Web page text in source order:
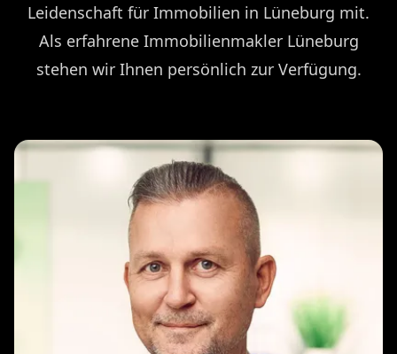
Leidenschaft für Immobilien in Lüneburg mit.
Als erfahrene Immobilienmakler Lüneburg
stehen wir Ihnen persönlich zur Verfügung.